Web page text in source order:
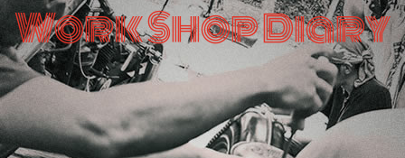
Work Shop Diary